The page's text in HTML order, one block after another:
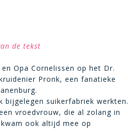
de tekst
Opa Cornelissen op het Dr.
Pronk, een fanatieke
bijgelegen suikerfabriek werkten.
vroedvrouw, die al zolang in
ook altijd mee op